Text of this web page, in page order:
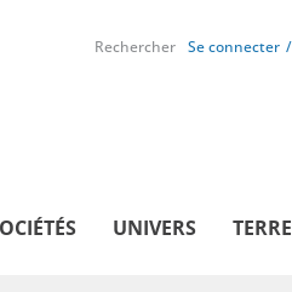
Rechercher Se connecter
UNIVERS TERRE